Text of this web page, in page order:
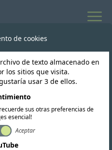
y
de cookies
de texto almacenado en
los sitios que visita.
usar 3 de ellos.
sus otras preferencias de
esencial!
Aceptar